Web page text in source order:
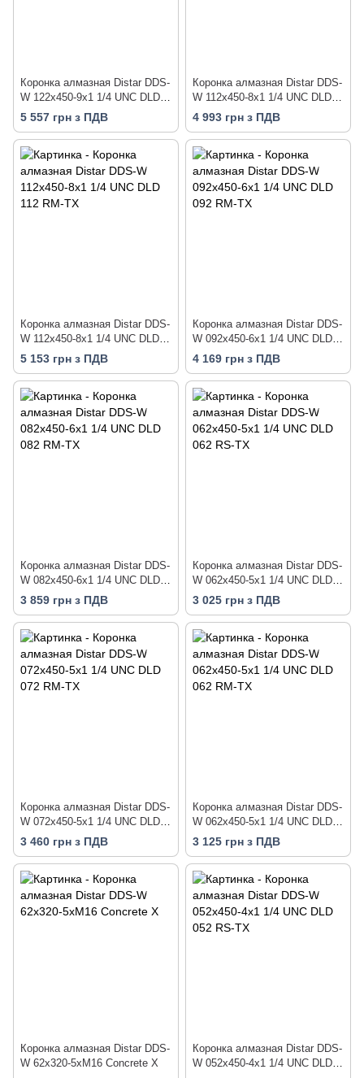
Коронка алмазная Distar DDS-
W 122x450-9x1 1/4 UNC DLD
122 RM-TX
5 557 грн з ПДВ
Коронка алмазная Distar DDS-
W 112x450-8x1 1/4 UNC DLD
112 RS-TX
4 993 грн з ПДВ
Коронка алмазная Distar DDS-
W 112x450-8x1 1/4 UNC DLD
112 RM-TX
5 153 грн з ПДВ
Коронка алмазная Distar DDS-
W 092x450-6x1 1/4 UNC DLD
092 RM-TX
4 169 грн з ПДВ
Коронка алмазная Distar DDS-
W 082x450-6x1 1/4 UNC DLD
082 RM-TX
3 859 грн з ПДВ
Коронка алмазная Distar DDS-
W 062x450-5x1 1/4 UNC DLD
062 RS-TX
3 025 грн з ПДВ
Коронка алмазная Distar DDS-
W 072x450-5x1 1/4 UNC DLD
072 RM-TX
3 460 грн з ПДВ
Коронка алмазная Distar DDS-
W 062x450-5x1 1/4 UNC DLD
062 RM-TX
3 125 грн з ПДВ
Коронка алмазная Distar DDS-
W 62x320-5xМ16 Concrete X
Коронка алмазная Distar DDS-
W 052x450-4x1 1/4 UNC DLD